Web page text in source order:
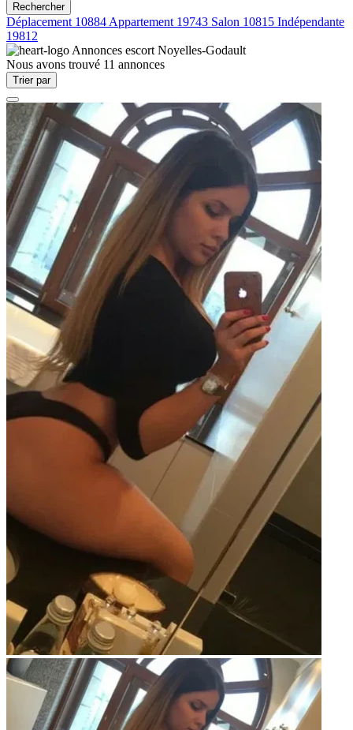
Rechercher
Déplacement 10884 Appartement 19743 Salon 10815 Indépendante
19812
Annonces escort Noyelles-Godault
Nous avons trouvé 11 annonces
Trier par